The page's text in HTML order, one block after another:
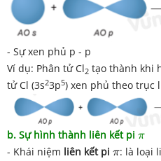
- Sự xen phủ p - p
Ví dụ: Phân tử Cl2 tạo thành khi
tử Cl (3s23p5) xen phủ theo trục
b. Sự hình thành liên kết pi π
π
- Khái niệm liên kết pi π
π: là loại